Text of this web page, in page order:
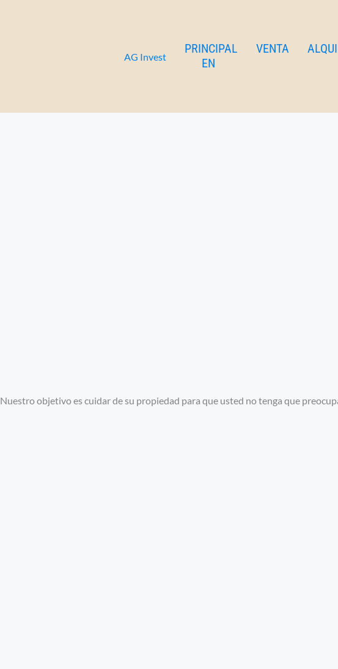
AG Invest
PRINCIPAL VENTA
EN
Nuestro objetivo es cuidar de su propiedad para que usted no tenga que